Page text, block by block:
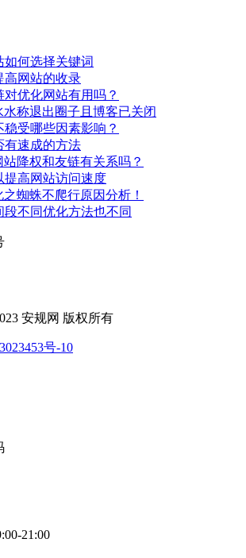
如何选择关键词
高网站的收录
优化网站有用吗？
水称退出圈子且博客已关闭
稳受哪些因素影响？
有速成的方法
站降权和友链有关系吗？
提高网站访问速度
之蜘蛛不爬行原因分析！
段不同优化方法也不同
安规网 版权所有
号-10
21:00